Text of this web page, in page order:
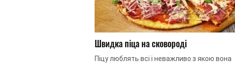
Швидка піца на сковороді
Піцу люблять всі і неважливо з якою вона